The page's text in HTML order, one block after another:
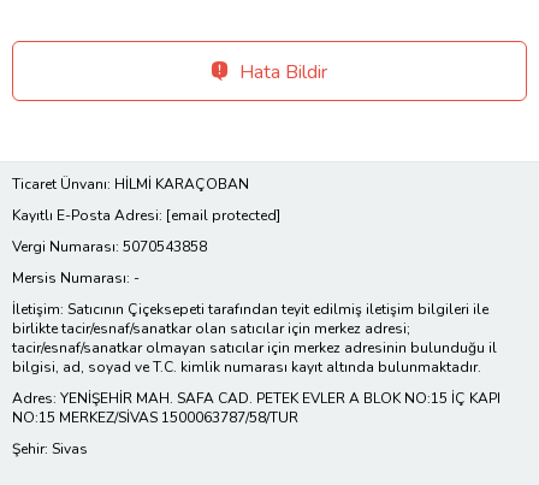
Hata Bildir
Ticaret Ünvanı: HİLMİ KARAÇOBAN
Kayıtlı E-Posta Adresi: [email protected]
Vergi Numarası: 5070543858
Mersis Numarası: -
İletişim: Satıcının Çiçeksepeti tarafından teyit edilmiş iletişim bilgileri ile
birlikte tacir/esnaf/sanatkar olan satıcılar için merkez adresi;
tacir/esnaf/sanatkar olmayan satıcılar için merkez adresinin bulunduğu il
bilgisi, ad, soyad ve T.C. kimlik numarası kayıt altında bulunmaktadır.
Adres: YENİŞEHİR MAH. SAFA CAD. PETEK EVLER A BLOK NO:15 İÇ KAPI
NO:15 MERKEZ/SİVAS 1500063787/58/TUR
Şehir: Sivas